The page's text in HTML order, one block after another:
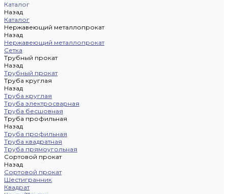
Каталог
Назад
Каталог
Нержавеющий металлопрокат
Назад
Нержавеющий металлопрокат
Сетка
Трубный прокат
Назад
Трубный прокат
Труба круглая
Назад
Труба круглая
Труба электросварная
Труба бесшовная
Труба профильная
Назад
Труба профильная
Труба квадратная
Труба прямоугольная
Сортовой прокат
Назад
Сортовой прокат
Шестигранник
Квадрат